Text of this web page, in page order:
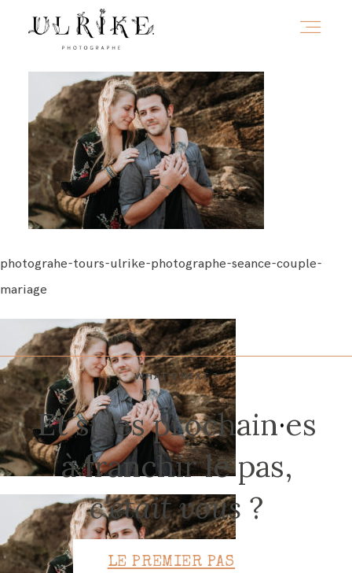
photograhe-tours-ulrike-photographe-seance-couple-
mariage
WHAT'S NEXT ?
Et si les prochain·es
à franchir le pas,
c'était vous ?
LE PREMIER PAS
HOME
A PROPOS
PORTFOLIO
JOURNAL
CONTACT